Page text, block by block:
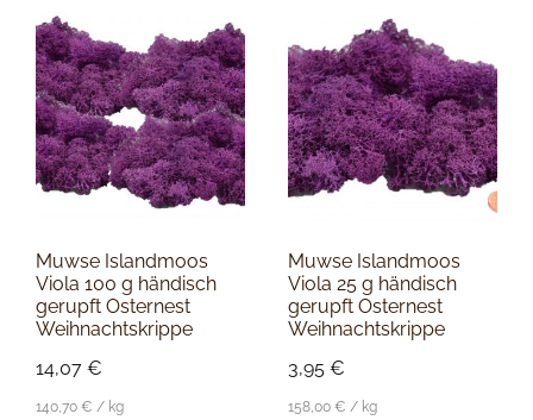
Muwse Islandmoos
Viola 100 g händisch
gerupft Osternest
Weihnachtskrippe
14,07 €
140,70 € / kg
Muwse Islandmoos
Viola 25 g händisch
gerupft Osternest
Weihnachtskrippe
3,95€
158,00€ / kg